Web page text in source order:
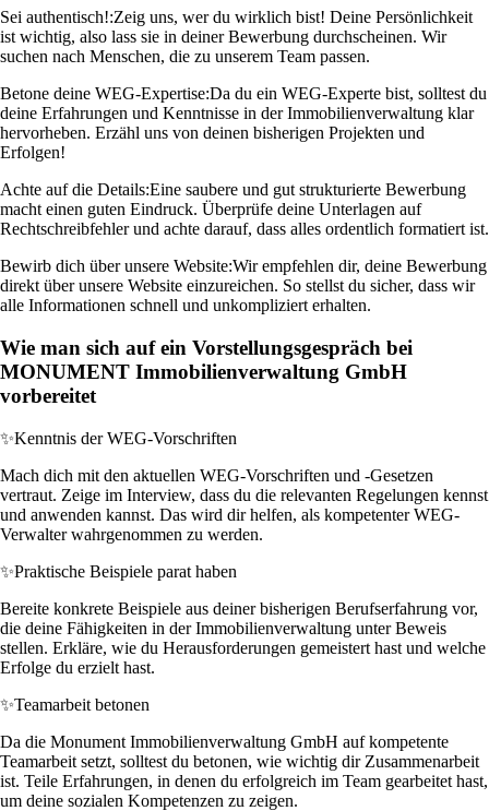
Sei authentisch!:Zeig uns, wer du wirklich bist! Deine Persönlichkeit
ist wichtig, also lass sie in deiner Bewerbung durchscheinen. Wir
suchen nach Menschen, die zu unserem Team passen.
Betone deine WEG-Expertise:Da du ein WEG-Experte bist, solltest du
deine Erfahrungen und Kenntnisse in der Immobilienverwaltung klar
hervorheben. Erzähl uns von deinen bisherigen Projekten und
Erfolgen!
Achte auf die Details:Eine saubere und gut strukturierte Bewerbung
macht einen guten Eindruck. Überprüfe deine Unterlagen auf
Rechtschreibfehler und achte darauf, dass alles ordentlich formatiert ist.
Bewirb dich über unsere Website:Wir empfehlen dir, deine Bewerbung
direkt über unsere Website einzureichen. So stellst du sicher, dass wir
alle Informationen schnell und unkompliziert erhalten.
Wie man sich auf ein Vorstellungsgespräch bei
MONUMENT Immobilienverwaltung GmbH
vorbereitet
✨Kenntnis der WEG-Vorschriften
Mach dich mit den aktuellen WEG-Vorschriften und -Gesetzen
vertraut. Zeige im Interview, dass du die relevanten Regelungen kennst
und anwenden kannst. Das wird dir helfen, als kompetenter WEG-
Verwalter wahrgenommen zu werden.
✨Praktische Beispiele parat haben
Bereite konkrete Beispiele aus deiner bisherigen Berufserfahrung vor,
die deine Fähigkeiten in der Immobilienverwaltung unter Beweis
stellen. Erkläre, wie du Herausforderungen gemeistert hast und welche
Erfolge du erzielt hast.
✨Teamarbeit betonen
Da die Monument Immobilienverwaltung GmbH auf kompetente
Teamarbeit setzt, solltest du betonen, wie wichtig dir Zusammenarbeit
ist. Teile Erfahrungen, in denen du erfolgreich im Team gearbeitet hast,
um deine sozialen Kompetenzen zu zeigen.